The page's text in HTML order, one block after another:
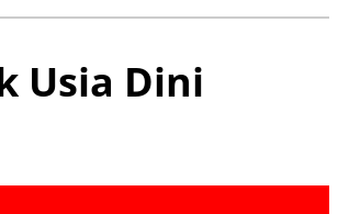
Usia Dini